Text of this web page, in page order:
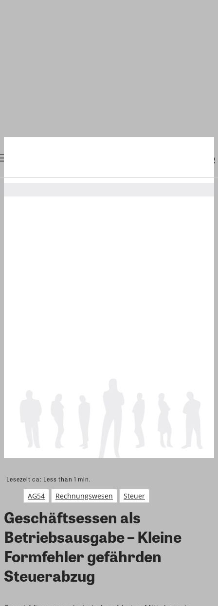
Lesezeit ca: Less than 1 min.
AG54 Rechnungswesen Steuer
Geschäftsessen als
Betriebsausgabe – Kleine
Formfehler gefährden
Steuerabzug